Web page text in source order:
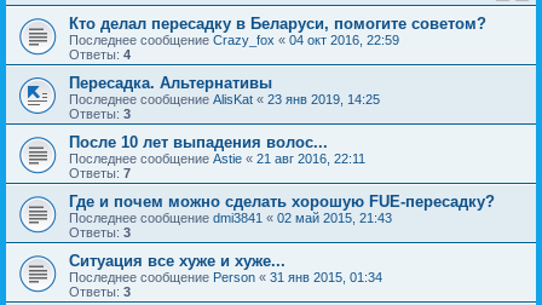
Кто делал пересадку в Беларуси, помогите советом?
Последнее сообщение Crazy_fox « 04 окт 2016, 22:59
Ответы: 4
Пересадка. Альтернативы
Последнее сообщение AlisKat « 23 янв 2019, 14:25
Ответы: 3
После 10 лет выпадения волос...
Последнее сообщение Astie « 21 авг 2016, 22:11
Ответы: 7
Где и почем можно сделать хорошую FUE-пересадку?
Последнее сообщение dmi3841 « 02 май 2015, 21:43
Ответы: 3
Ситуация все хуже и хуже...
Последнее сообщение Person « 31 янв 2015, 01:34
Ответы: 3